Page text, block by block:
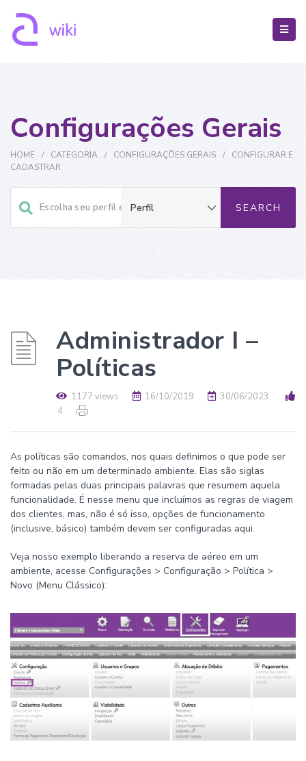
Configurações Gerais
HOME / CATEGORIA / CONFIGURAÇÕES GERAIS /
CONFIGURAR E
CADASTRAR
Administrador I –
Políticas
1177 views 16/10/2019
30/06/2023
4
As políticas são comandos, nos quais definimos o que pode ser
feito ou não em um determinado ambiente. Elas são siglas
formadas pelas duas principais palavras que resumem aquela
funcionalidade. É nesse menu que incluímos as regras de viagem
dos clientes, mas, não é só isso, opções de funcionamento
(inclusive, básico) também devem ser configuradas aqui.
Veja nosso exemplo liberando a reserva de aéreo em um
ambiente, acesse Configurações > Configuração > Política >
Novo (Menu Clássico):